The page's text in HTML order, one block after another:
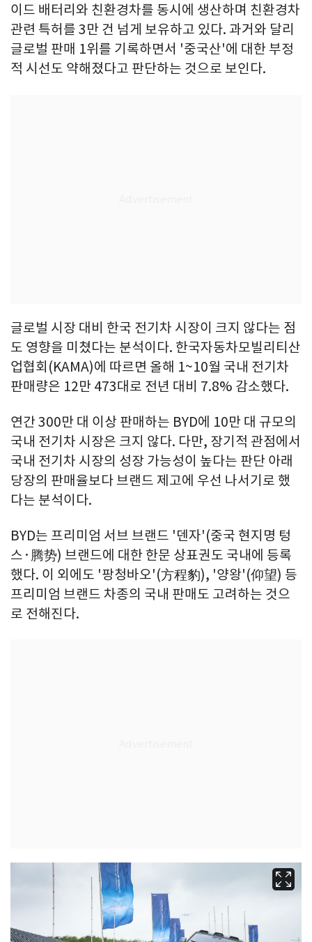
이드 배터리와 친환경차를 동시에 생산하며 친환경차
관련 특허를 3만 건 넘게 보유하고 있다. 과거와 달리
글로벌 판매 1위를 기록하면서 '중국산'에 대한 부정
적 시선도 약해졌다고 판단하는 것으로 보인다.
글로벌 시장 대비 한국 전기차 시장이 크지 않다는 점
도 영향을 미쳤다는 분석이다. 한국자동차모빌리티산
업협회(KAMA)에 따르면 올해 1~10월 국내 전기차
판매량은 12만 473대로 전년 대비 7.8% 감소했다.
연간 300만 대 이상 판매하는 BYD에 10만 대 규모의
국내 전기차 시장은 크지 않다. 다만, 장기적 관점에서
국내 전기차 시장의 성장 가능성이 높다는 판단 아래
당장의 판매율보다 브랜드 제고에 우선 나서기로 했
다는 분석이다.
BYD는 프리미엄 서브 브랜드 '덴자'(중국 현지명 텅
스·腾势) 브랜드에 대한 한문 상표권도 국내에 등록
했다. 이 외에도 '팡청바오'(方程豹), '양왕'(仰望) 등
프리미엄 브랜드 차종의 국내 판매도 고려하는 것으
로 전해진다.